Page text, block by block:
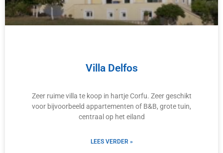
Villa Delfos
Zeer ruime villa te koop in hartje Corfu. Zeer geschikt
voor bijvoorbeeld appartementen of B&B, grote tuin,
centraal op het eiland
LEES VERDER »